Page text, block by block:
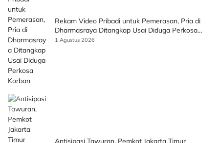
Rekam Video Pribadi untuk Pemerasan, Pria di
Dharmasraya Ditangkap Usai Diduga Perkosa
Korban
1 Agustus 2026
Antisipasi Tawuran, Pemkot Jakarta Timur